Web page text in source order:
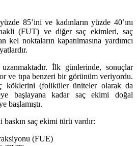
85’ini ve kadınların yüzde 40’ını
(FUT) ve diğer saç ekimleri, saç
kel noktaların kapatılmasına yardımcı
İlk günlerinde, sonuçlar
ve tıpa benzeri bir görünüm veriyordu.
köklerini (foliküler üniteler olarak da
başlayana kadar saç ekimi doğal
başlamıştı.
saç ekimi türü vardır:
(FUE)